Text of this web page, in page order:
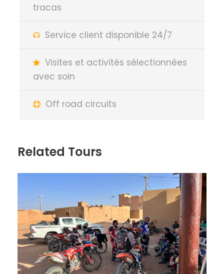
tracas
Service client disponible 24/7
Visites et activités sélectionnées
avec soin
Off road circuits
Related Tours